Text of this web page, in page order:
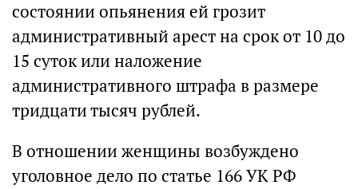
состоянии опьянения ей грозит
административный арест на срок от 10 до
15 суток или наложение
административного штрафа в размере
тридцати тысяч рублей.
В отношении женщины возбуждено
уголовное дело по статье 166 УК РФ